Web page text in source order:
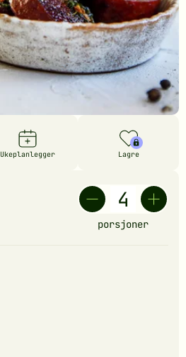
Ukeplanlegger Lagre
porsjoner